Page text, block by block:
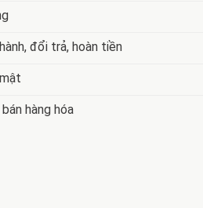
đổi trả, hoàn tiền
hàng hóa